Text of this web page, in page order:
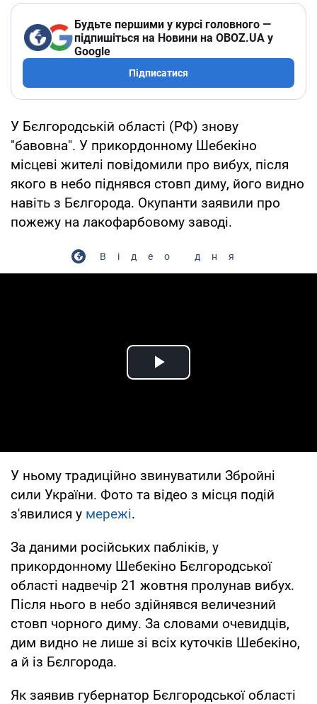
Будьте першими у курсі головного —
підпишіться на Новини на OBOZ.UA у
Google
Підписатися
У Бєлгородській області (РФ) знову
"бавовна". У прикордонному Шебекіно
місцеві жителі повідомили про вибух, після
якого в небо піднявся стовп диму, його видно
навіть з Бєлгорода. Окупанти заявили про
пожежу на лакофарбовому заводі.
Відео дня
Play Video
У ньому традиційно звинуватили Збройні
сили України. Фото та відео з місця подій
з'явилися у мережі.
За даними російських пабліків, у
прикордонному Шебекіно Бєлгородської
області надвечір 21 жовтня пролунав вибух.
Після нього в небо здійнявся величезний
стовп чорного диму. За словами очевидців,
дим видно не лише зі всіх куточків Шебекіно,
а й із Бєлгорода.
Як заявив губернатор Бєлгородської області